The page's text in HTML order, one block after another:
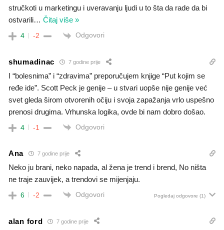
stručkoti u marketingu i uveravanju ljudi u to šta da rade da bi
ostvarili… Čitaj više »
4 -2 Odgovori
shumadinac 7 godine prije
I “bolesnima” i “zdravima” preporučujem knjige “Put kojim se
ređe ide”. Scott Peck je genije – u stvari uopše nije genije već
svet gleda širom otvorenih očiju i svoja zapažanja vrlo uspešno
prenosi drugima. Vrhunska logika, ovde bi nam dobro došao.
4 -1 Odgovori
Ana 7 godine prije
Neko ju brani, neko napada, al žena je trend i brend, No ništa
ne traje zauvijek, a trendovi se mijenjaju.
6 -2 Odgovori Pogledaj odgovore (1)
alan ford 7 godine prije